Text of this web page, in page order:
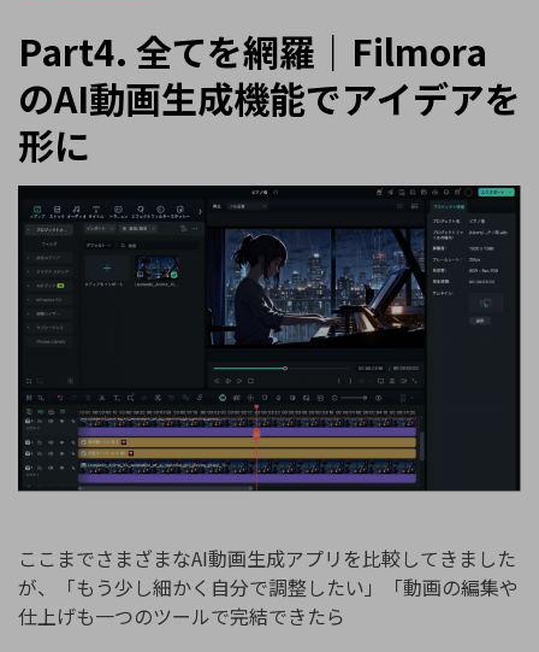
Part4. 全てを網羅｜ Filmora
のAI動画生成機能でアイデアを
形に
ここまでさまざまなAI動画生成アプリを比較してきました
が、「もう少し細かく自分で調整したい」「動画の編集や
仕上げも一つのツールで完結できたら